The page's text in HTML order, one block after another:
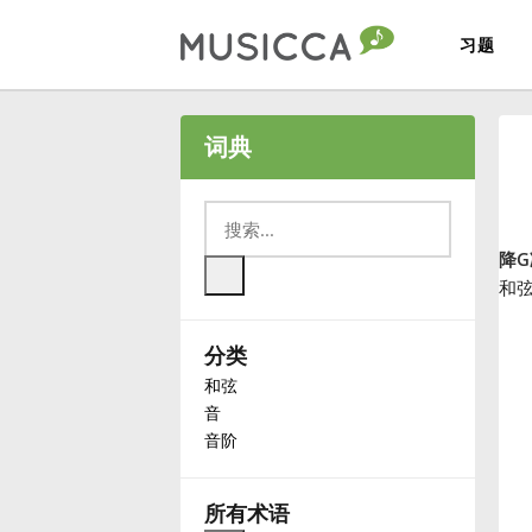
习题
Български
Deutsch
Español
词典
分类
和弦
音
音阶
所有术语
降
和